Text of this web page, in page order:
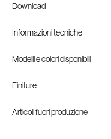
Download
Informazioni tecniche
Modelli e colori disponibili
Finiture
Articoli fuori produzione